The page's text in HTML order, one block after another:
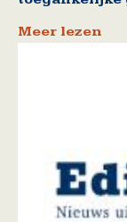
Meer lezen